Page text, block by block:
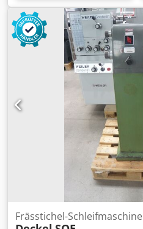
Frässtichel-Schleifmaschine